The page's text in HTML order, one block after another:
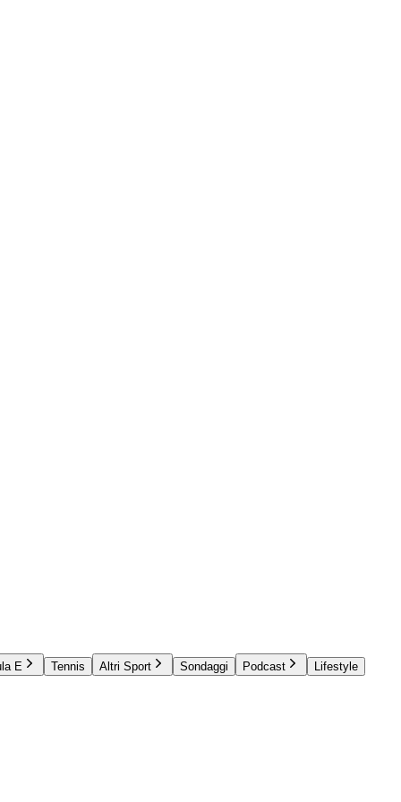
E Tennis Altri Sport Sondaggi Podcast Lifestyle